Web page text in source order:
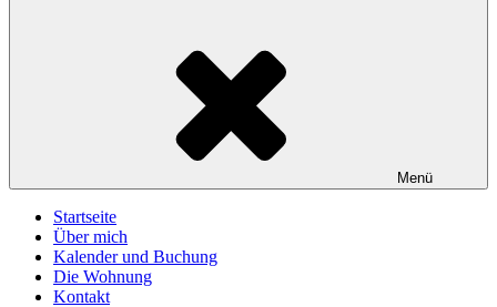
Menü
Startseite
Über mich
Kalender und Buchung
Die Wohnung
Kontakt